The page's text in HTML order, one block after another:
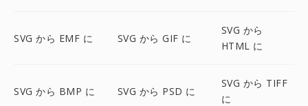
SVG から EMF に SVG から GIF に
SVG から
HTML に
SVG から BMP に SVG から PSD に
SVG から TIFF
に